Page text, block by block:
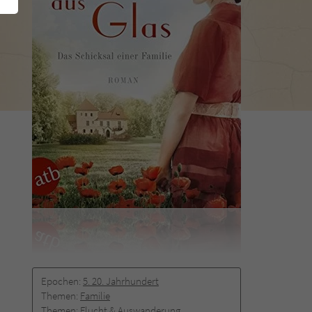
Epochen: 5. 20. Jahrhundert
Themen: Familie